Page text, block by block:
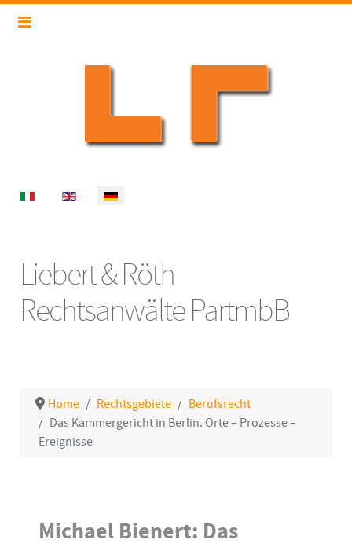
Select your language
Liebert & Röth
Rechtsanwälte PartmbB
Home Rechtsgebiete
Berufsrecht
Das Kammergericht in Berlin. Orte – Prozesse –
Ereignisse
Details
Michael Bienert: Das